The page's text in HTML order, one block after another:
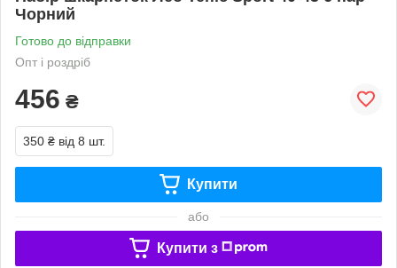
Чорний
Готово до відправки
Опт і роздріб
456 ₴
350 ₴ від 8 шт.
Купити
або
Купити з